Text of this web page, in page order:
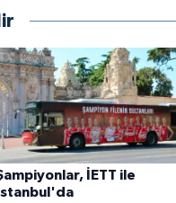
İETT ile
İstanbul'da